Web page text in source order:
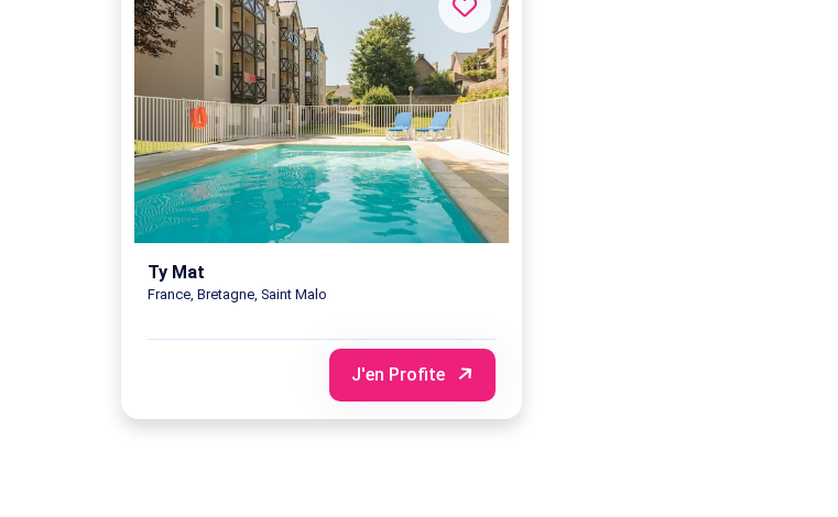
Ty Mat
France, Bretagne, Saint Malo
J'en Profite